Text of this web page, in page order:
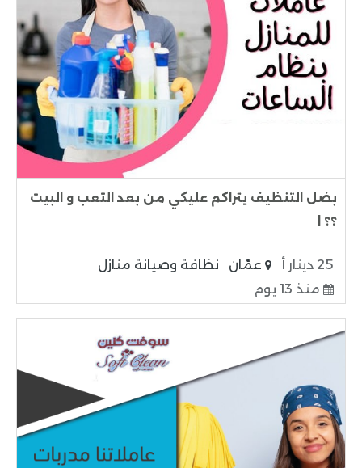
بضل التنظيف يتراكم عليكي من بعد التعب و البيت
؟؟ ا
25 دينار أ عمّان
نظافة وصيانة منازل
منذ 13 يوم